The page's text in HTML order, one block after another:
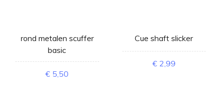
rond metalen scuffer
basic
€ 5,50
Cue shaft slicker
€ 2,99